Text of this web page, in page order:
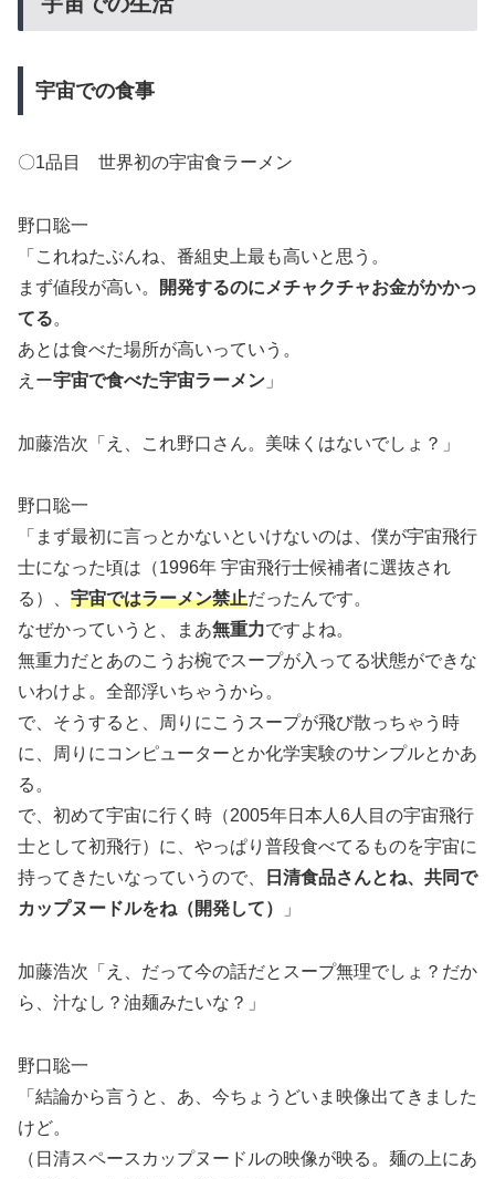
宇宙での食事
〇1品目 世界初の宇宙食ラーメン
野口聡一
「これねたぶんね、番組史上最も高いと思う。
まず値段が高い。
開発するのにメチャクチャお金がかかっ
てる。
あとは食べた場所が高いっていう。
えー宇宙で食べた宇宙ラーメン 」
加藤浩次「え、これ野口さん。美味くはないでしょ？」
野口聡一
「まず最初に言っとかないといけないのは、僕が宇宙飛行
士になった頃は（1996年 宇宙飛行士候補者に選抜され
る）、 宇宙ではラーメン禁止だったんです。
なぜかっていうと、まあ無重力ですよね。
無重力だとあのこうお椀でスープが入ってる状態ができな
いわけよ。全部浮いちゃうから。
で、そうすると、周りにこうスープが飛び散っちゃう時
に、周りにコンピューターとか化学実験のサンプルとかあ
る。
で、初めて宇宙に行く時（2005年日本人6人目の宇宙飛行
士として初飛行）に、やっぱり普段食べてるものを宇宙に
持ってきたいなっていうので、
日清食品さんとね、共同で
カップヌードルをね（開発して）
」
加藤浩次「え、だって今の話だとスープ無理でしょ？だか
ら、汁なし？油麺みたいな？」
野口聡一
「結論から言うと、あ、今ちょうどいま映像出てきました
けど。
（日清スペースカップヌードルの映像が映る。麺の上にあ